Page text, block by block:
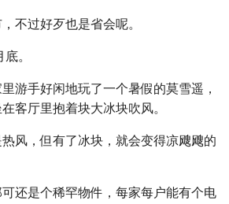
不过好歹也是省会呢。
。
游手好闲地玩了一个暑假的莫雪遥，
客厅里抱着块大冰块吹风。
风，但有了冰块，就会变得凉飕飕的
还是个稀罕物件，每家每户能有个电